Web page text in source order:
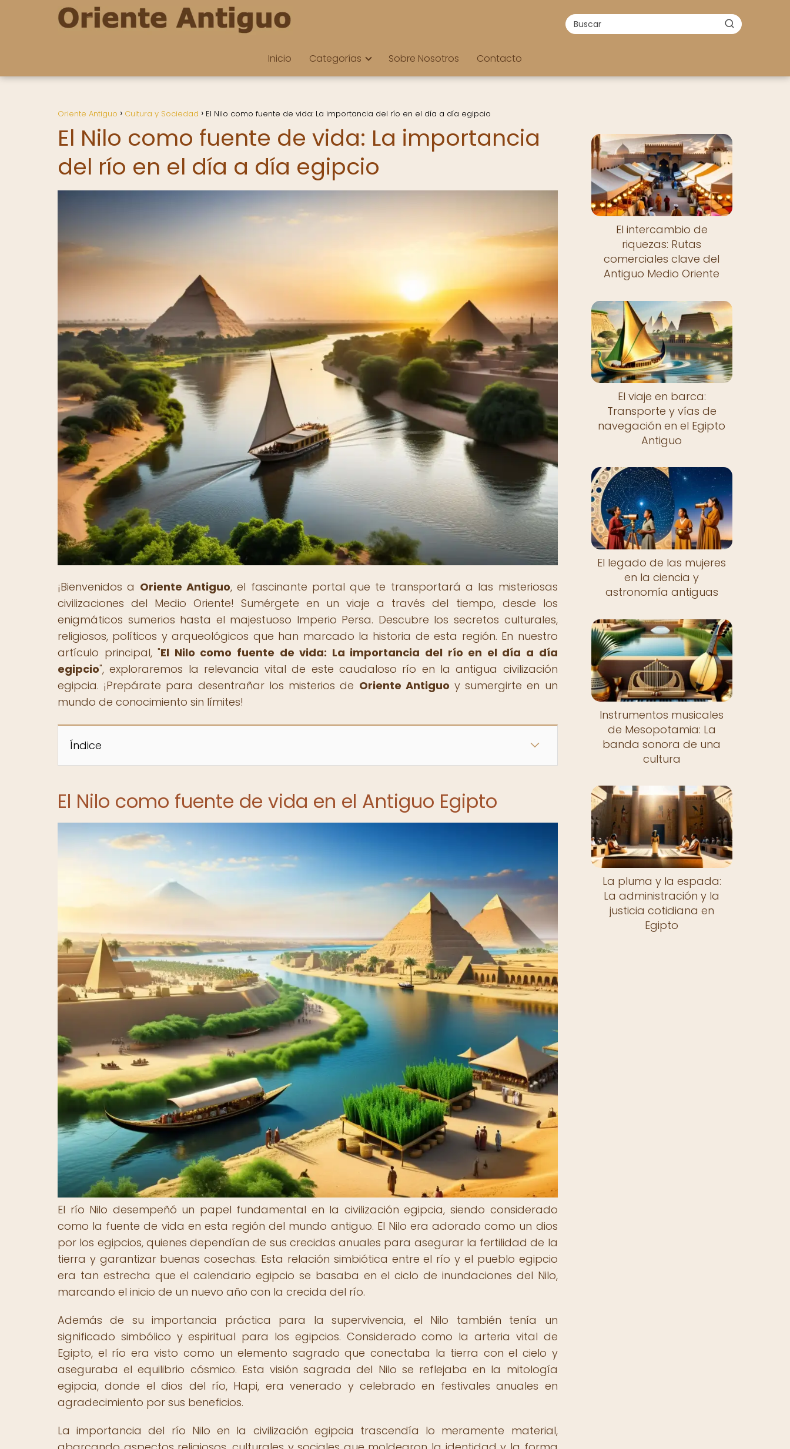
Inicio Categorías Sobre Nosotros Contacto
Oriente Antiguo Cultura y Sociedad El Nilo como fuente de vida: La importancia del río en el día a día egipcio
El Nilo como fuente de vida: La importancia
del río en el día a día egipcio
¡Bienvenidos a Oriente Antiguo, el fascinante portal que te transportará a las misteriosas
civilizaciones del Medio Oriente! Sumérgete en un viaje a través del tiempo, desde los
enigmáticos sumerios hasta el majestuoso Imperio Persa. Descubre los secretos culturales,
religiosos, políticos y arqueológicos que han marcado la historia de esta región. En nuestro
artículo principal, "El Nilo como fuente de vida: La importancia del río en el día a día
egipcio", exploraremos la relevancia vital de este caudaloso río en la antigua civilización
egipcia. ¡Prepárate para desentrañar los misterios de Oriente Antiguo y sumergirte en un
mundo de conocimiento sin límites!
Índice
El Nilo como fuente de vida en el Antiguo Egipto
El río Nilo desempeñó un papel fundamental en la civilización egipcia, siendo considerado
como la fuente de vida en esta región del mundo antiguo. El Nilo era adorado como un dios
por los egipcios, quienes dependían de sus crecidas anuales para asegurar la fertilidad de la
tierra y garantizar buenas cosechas. Esta relación simbiótica entre el río y el pueblo egipcio
era tan estrecha que el calendario egipcio se basaba en el ciclo de inundaciones del Nilo,
marcando el inicio de un nuevo año con la crecida del río.
Además de su importancia práctica para la supervivencia, el Nilo también tenía un
significado simbólico y espiritual para los egipcios. Considerado como la arteria vital de
Egipto, el río era visto como un elemento sagrado que conectaba la tierra con el cielo y
aseguraba el equilibrio cósmico. Esta visión sagrada del Nilo se reflejaba en la mitología
egipcia, donde el dios del río, Hapi, era venerado y celebrado en festivales anuales en
agradecimiento por sus beneficios.
La importancia del río Nilo en la civilización egipcia trascendía lo meramente material,
El intercambio de
riquezas: Rutas
comerciales clave del
Antiguo Medio Oriente
El viaje en barca:
Transporte y vías de
navegación en el Egipto
Antiguo
El legado de las mujeres
en la ciencia y
astronomía antiguas
Instrumentos musicales
de Mesopotamia: La
banda sonora de una
cultura
La pluma y la espada:
La administración y la
justicia cotidiana en
Egipto